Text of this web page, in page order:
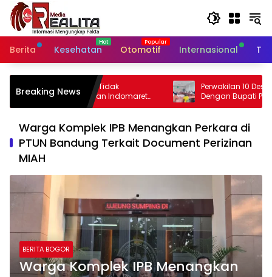
Langsung
konten
Berita
Kesehatan Otomotif Internasional
Breaking News
Indomaret
di
Perwakilan 10 Desa Gelar Audensi
Dengan Bupati Pasuruan, Ini Sejumlah
Tuntutannya
Warga Komplek IPB Menangkan Perkara di
PTUN Bandung Terkait Document Perizinan
MIAH
BERITA BOGOR
Warga Komplek IPB Menangkan